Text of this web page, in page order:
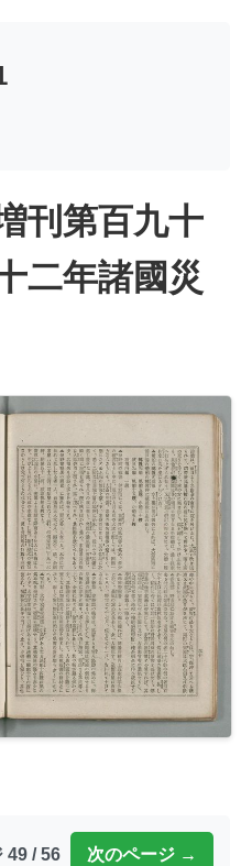
刊第百九十
二年諸國災
49 / 56 次のページ →